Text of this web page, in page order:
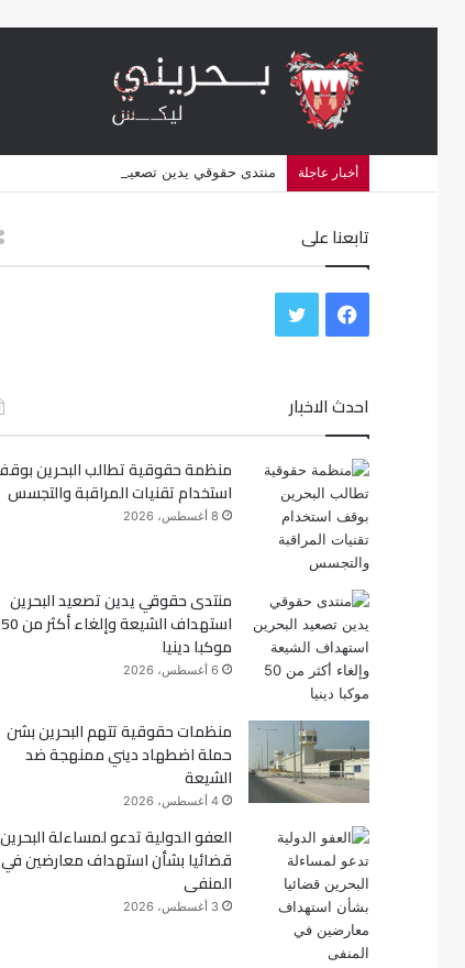
أخبار عاجلة منتدى حقوقي يدين تصعيد البحرين استهداف الشيعة
تابعنا على
س
و
ك
ر
احدث الاخبار
منظمة حقوقية تطالب البحرين
استخدام تقنيات المراقبة والتجسس
8 أغسطس، 2026
منتدى حقوقي يدين تصعيد البحرين
استهداف الشيعة وإلغاء أكثر من 50
موكبا دينيا
6 أغسطس، 2026
منظمات حقوقية تتهم البحرين بشن
حملة اضطهاد ديني ممنهجة ضد
الشيعة
4 أغسطس، 2026
العفو الدولية تدعو لمساءلة البحرين
قضائيا بشأن استهداف معارضين في
المنفى
3 أغسطس، 2026